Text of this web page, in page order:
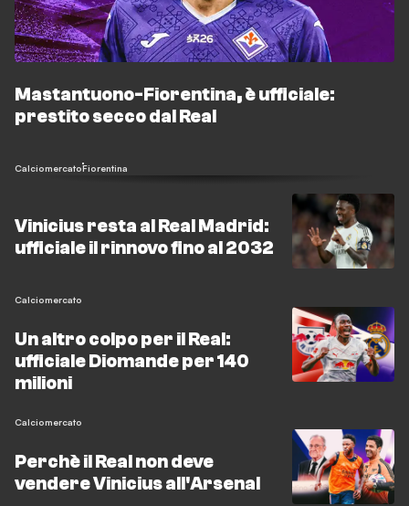
Mastantuono-Fiorentina, è ufficiale:
prestito secco dal Real
CalciomercatoFiorentina
Vinicius resta al Real Madrid:
ufficiale il rinnovo fino al 2032
Calciomercato
Un altro colpo per il Real:
ufficiale Diomande per 140
milioni
Calciomercato
Perchè il Real non deve
vendere Vinicius all'Arsenal